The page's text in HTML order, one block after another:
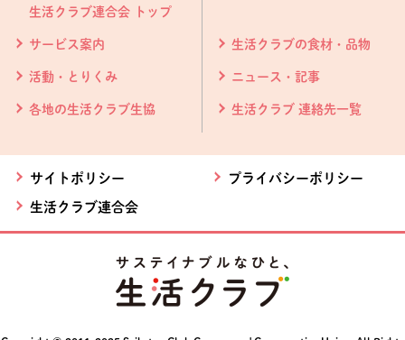
生活クラブ連合会 トップ
サービス案内 生活クラブの食材・品物
活動・とりくみ ニュース・記事
各地の生活クラブ生協 生活クラブ 連絡先一覧
サイトポリシー プライバシーポリシー
生活クラブ連合会